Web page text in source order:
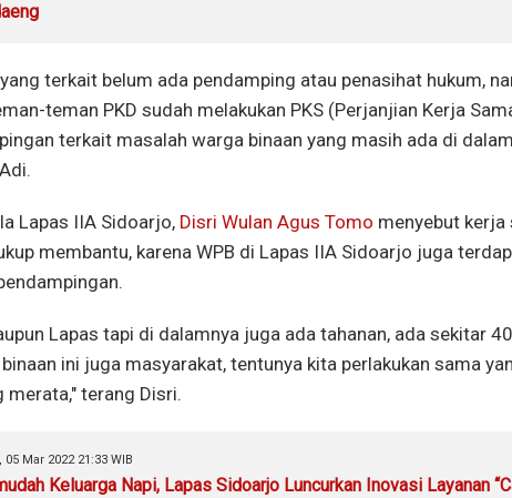
terkait belum ada pendamping atau penasihat hukum,
teman PKD sudah melakukan PKS (Perjanjian Kerja
terkait masalah warga binaan yang masih ada di
Lapas IIA Sidoarjo, Disri Wulan Agus Tomo menyebut kerja
membantu, karena WPB di Lapas IIA Sidoarjo juga
Lapas tapi di dalamnya juga ada tahanan, ada sekitar
ini juga masyarakat, tentunya kita perlakukan sama
merata," terang Disri.
05 Mar 2022 21:33 WIB
Keluarga Napi, Lapas Sidoarjo Luncurkan Inovasi Layanan